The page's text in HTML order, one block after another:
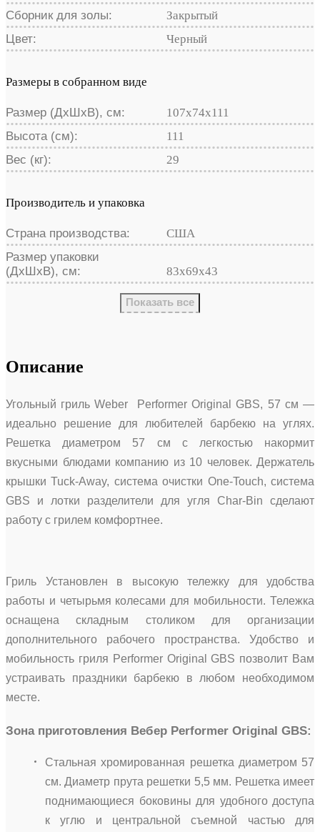
Сборник для золы:
Закрытый
Цвет:
Черный
Размеры в собранном виде
Размер (ДхШхВ), см:
107x74x111
Высота (см):
111
Вес (кг):
29
Производитель и упаковка
Страна производства:
США
Размер упаковки
(ДхШхВ), см:
83х69х43
Показать все
Описание
Угольный гриль Weber Performer Original GBS, 57 см —
идеально решение для любителей барбекю на углях.
Решетка диаметром 57 см с легкостью накормит
вкусными блюдами компанию из 10 человек. Держатель
крышки Tuck-Away, система очистки One-Touch, система
GBS и лотки разделители для угля Char-Bin сделают
работу с грилем комфортнее.
Гриль Установлен в высокую тележку для удобства
работы и четырьмя колесами для мобильности. Тележка
оснащена складным столиком для организации
дополнительного рабочего пространства. Удобство и
мобильность гриля Performer Original GBS позволит Вам
устраивать праздники барбекю в любом необходимом
месте.
Зона приготовления Вебер Performer Original GBS:
Стальная хромированная решетка диаметром 57
см. Диаметр прута решетки 5,5 мм. Решетка имеет
поднимающиеся боковины для удобного доступа
к углю и центральной съемной частью для